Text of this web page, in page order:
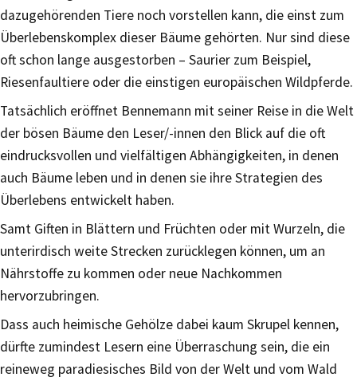
dazugehörenden Tiere noch vorstellen kann, die einst zum
Überlebenskomplex dieser Bäume gehörten. Nur sind diese
oft schon lange ausgestorben – Saurier zum Beispiel,
Riesenfaultiere oder die einstigen europäischen Wildpferde.
Tatsächlich eröffnet Bennemann mit seiner Reise in die Welt
der bösen Bäume den Leser/-innen den Blick auf die oft
eindrucksvollen und vielfältigen Abhängigkeiten, in denen
auch Bäume leben und in denen sie ihre Strategien des
Überlebens entwickelt haben.
Samt Giften in Blättern und Früchten oder mit Wurzeln, die
unterirdisch weite Strecken zurücklegen können, um an
Nährstoffe zu kommen oder neue Nachkommen
hervorzubringen.
Dass auch heimische Gehölze dabei kaum Skrupel kennen,
dürfte zumindest Lesern eine Überraschung sein, die ein
reineweg paradiesisches Bild von der Welt und vom Wald